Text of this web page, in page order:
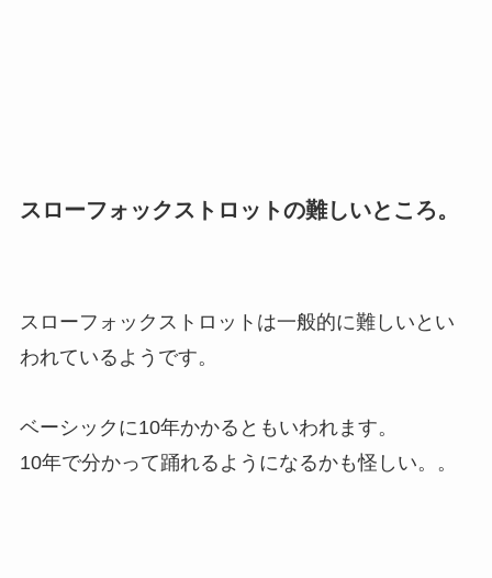
スローフォックストロットの難しいところ。
スローフォックストロットは一般的に難しいとい
われているようです。
ベーシックに10年かかるともいわれます。
10年で分かって踊れるようになるかも怪しい。。